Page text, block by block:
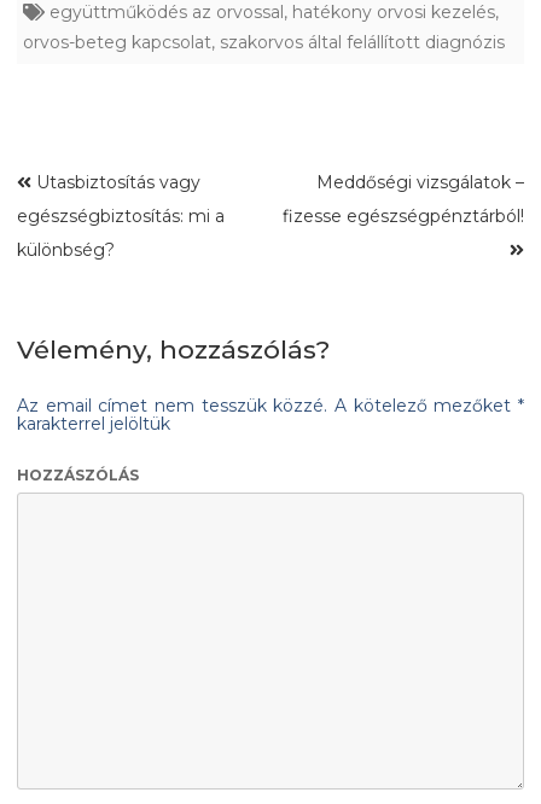
együttműködés az orvossal , hatékony orvosi kezelés,
orvos-beteg kapcsolat, szakorvos által felállított diagnózis
Utasbiztosítás vagy
egészségbiztosítás: mi a
különbség?
Meddőségi vizsgálatok –
fizesse egészségpénztárból!
Vélemény, hozzászólás?
Az email címet nem tesszük közzé. A kötelező mezőket*
karakterrel jelöltük
HOZZÁSZÓLÁS